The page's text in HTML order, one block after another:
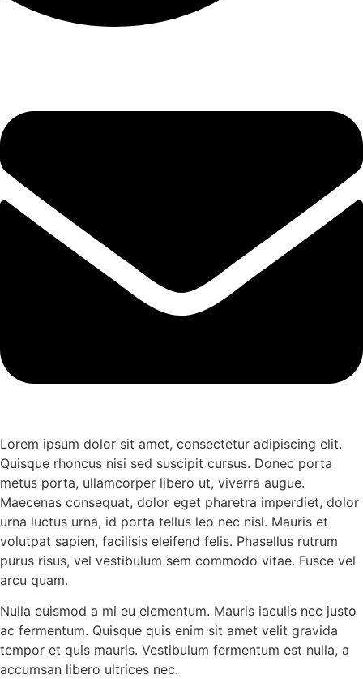
Lorem ipsum dolor sit amet, consectetur adipiscing elit.
Quisque rhoncus nisi sed suscipit cursus. Donec porta
metus porta, ullamcorper libero ut, viverra augue.
Maecenas consequat, dolor eget pharetra imperdiet, dolor
urna luctus urna, id porta tellus leo nec nisl. Mauris et
volutpat sapien, facilisis eleifend felis. Phasellus rutrum
purus risus, vel vestibulum sem commodo vitae. Fusce vel
arcu quam.
Nulla euismod a mi eu elementum. Mauris iaculis nec justo
ac fermentum. Quisque quis enim sit amet velit gravida
tempor et quis mauris. Vestibulum fermentum est nulla, a
accumsan libero ultrices nec.